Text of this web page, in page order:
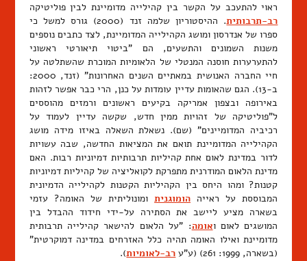
ראוי להתעכב על הקשר בין קהילייה מדומיינת לבין פוליטיקה
רב-תרבותית
. ההיסטוריון שלמה זנד (2000) גורס למשל כי
ספרו של אנדרסון ומושג הקהילייה המדומיינת, לצד כתבים נוספים
משנות השמונים והתשעים, הם "ביטוי תיאורטי ראשוני
להתערערות חוסנה המנטלי של הלאומיות המוכרת שהשתלטה על
חיי החברה האנושית במאתיים השנים האחרונות" (זנד, 2000:
ב-13). הגם שהאומות עדיין עומדות על כנן, הרי כבר אפשר לזהות
באירופה ובצפון אמריקה בקיעים ראשונים ורמזים מהוססים
ל"פוליטיקה של זהויות ממין חדש, שקשה עדיין לעמוד על
רכיביה המדומיינים" (שם). נשאלת השאלה באיזו מידה מושג
הקהילייה המדומיינת תואם את המציאות החדשה, שבה עשויות
לדור במדינת לאום אחת קהיליות תרבותיות דמיוניות רבות. האם
מדינת הלאום המודרנית מתפרקת לקואליציה של קהיליות דמיוניות
קטנות? ומהו היחס בין הקהיליות הקטנות לקהילייה הדמיונית
המבוססת על ראייה הומוגניתומונוליתית של האומה? עזמי
בשארה מציע ליישב את הסתירה על-ידי חידוד ההבדל בין
המושגים לאום ואומה: "על הלאום להישאר קהילייה תרבותית
מדומיינת ואילו האומה תהיה כלל האזרחים במדינה דמוקרטית"
(בשארה, 1999: 261) (ע"ע
רב-לאומיות).